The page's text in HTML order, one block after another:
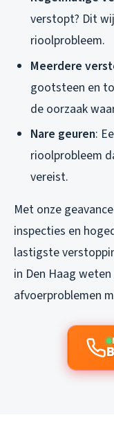
verstopt? Dit
rioolprobleem.
Meerdere
gootsteen en
de oorzaak
Nare geuren:
rioolprobleem
vereist.
Met onze
inspecties en
lastigste
in Den Haag
afvoerproblemen